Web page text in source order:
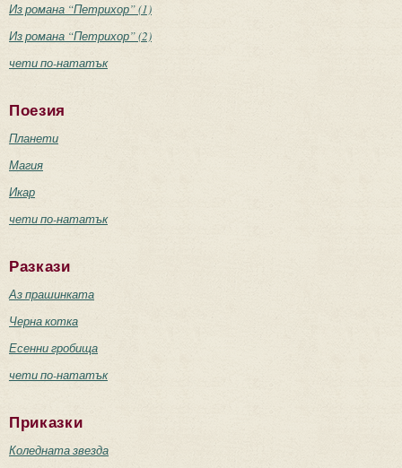
Из романа “Петрихор” (1)
Из романа “Петрихор” (2)
чети по-нататък
Поезия
Планети
Магия
Икар
чети по-нататък
Разкази
Аз прашинката
Черна котка
Есенни гробища
чети по-нататък
Приказки
Коледната звезда